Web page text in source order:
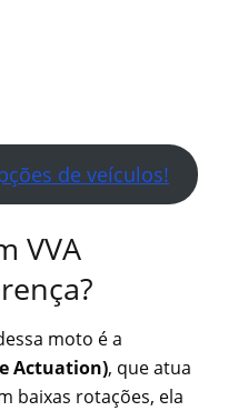
de veículos!
VVA
moto é a
Actuation), que atua
baixas rotações, ela